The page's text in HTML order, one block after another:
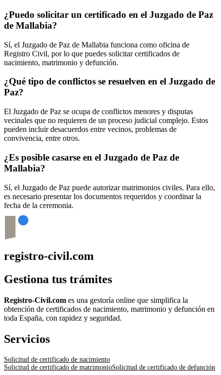
¿Puedo solicitar un certificado en el Juzgado de Paz
de Mallabia?
Sí, el Juzgado de Paz de Mallabia funciona como oficina de
Registro Civil, por lo que puedes solicitar certificados de
nacimiento, matrimonio y defunción.
¿Qué tipo de conflictos se resuelven en el Juzgado de
Paz?
El Juzgado de Paz se ocupa de conflictos menores y disputas
vecinales que no requieren de un proceso judicial complejo. Estos
pueden incluir desacuerdos entre vecinos, problemas de
convivencia, entre otros.
¿Es posible casarse en el Juzgado de Paz de
Mallabia?
Sí, el Juzgado de Paz puede autorizar matrimonios civiles. Para ello,
es necesario presentar los documentos requeridos y coordinar la
fecha de la ceremonia.
registro-civil.com
Gestiona tus trámites
Registro-Civil.com es una gestoría online que simplifica la
obtención de certificados de nacimiento, matrimonio y defunción en
toda España, con rapidez y seguridad.
Servicios
Solicitud de certificado de nacimiento
Solicitud de certificado de matrimonioSolicitud de certificado de defunción